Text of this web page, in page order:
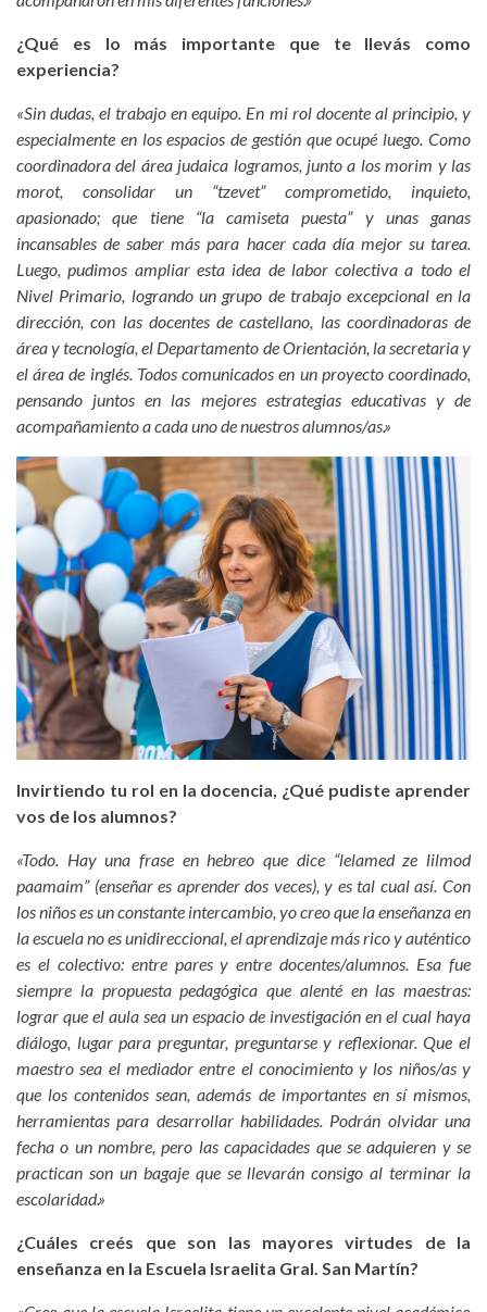
¿Qué es lo más importante que te llevás como
experiencia?
«Sin dudas, el trabajo en equipo. En mi rol docente al principio, y
especialmente en los espacios de gestión que ocupé luego. Como
coordinadora del área judaica logramos, junto a los morim y las
morot, consolidar un “tzevet” comprometido, inquieto,
apasionado; que tiene “la camiseta puesta” y unas ganas
incansables de saber más para hacer cada día mejor su tarea.
Luego, pudimos ampliar esta idea de labor colectiva a todo el
Nivel Primario, logrando un grupo de trabajo excepcional en la
dirección, con las docentes de castellano, las coordinadoras de
área y tecnología, el Departamento de Orientación, la secretaria y
el área de inglés. Todos comunicados en un proyecto coordinado,
pensando juntos en las mejores estrategias educativas y de
acompañamiento a cada uno de nuestros alumnos/as.»
Invirtiendo tu rol en la docencia, ¿Qué pudiste aprender
vos de los alumnos?
«Todo. Hay una frase en hebreo que dice “lelamed ze lilmod
paamaim” (enseñar es aprender dos veces), y es tal cual así. Con
los niños es un constante intercambio, yo creo que la enseñanza en
la escuela no es unidireccional, el aprendizaje más rico y auténtico
es el colectivo: entre pares y entre docentes/alumnos. Esa fue
siempre la propuesta pedagógica que alenté en las maestras:
lograr que el aula sea un espacio de investigación en el cual haya
diálogo, lugar para preguntar, preguntarse y reflexionar. Que el
maestro sea el mediador entre el conocimiento y los niños/as y
que los contenidos sean, además de importantes en sí mismos,
herramientas para desarrollar habilidades. Podrán olvidar una
fecha o un nombre, pero las capacidades que se adquieren y se
practican son un bagaje que se llevarán consigo al terminar la
escolaridad.»
¿Cuáles creés que son las mayores virtudes de la
enseñanza en la Escuela Israelita Gral. San Martín?